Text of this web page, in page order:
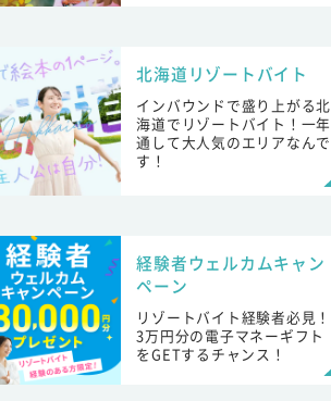
北海道リゾートバイト
インバウンドで盛り上がる北
海道でリゾートバイト！一年
通して大人気のエリアなんで
す！
経験者ウェルカムキャン
ペーン
リゾートバイト経験者必見！
3万円分の電子マネーギフト
をGETするチャンス！